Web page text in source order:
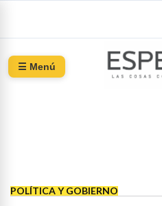
☰ Menú
POLÍTICA Y GOBIERNO